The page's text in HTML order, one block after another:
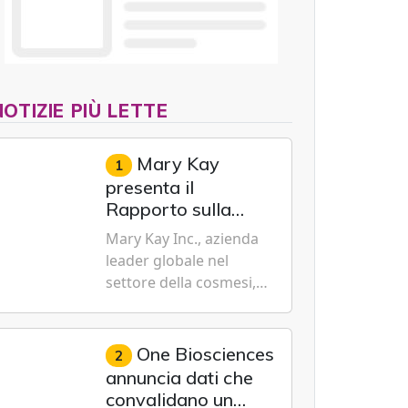
PIÙ LETTE
1 Mary Kay
presenta il
Rapporto sulla
sostenibilità 2026,
evidenziando i
progressi
realizzati a livello
globale nelle sfere
sociale, economica
e ambientale
Mary Kay Inc., azienda
leader globale nel
settore della cosmesi,
sostenibilità e
dell'emancipazione
femminile, oggi ha
presentato il suo
2 One Biosciences
annuncia dati che
convalidano un